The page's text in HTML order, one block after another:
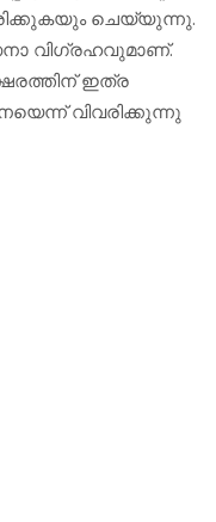
ചെയ്യുന്നു.
വിഗ്രഹവുമാണ്.
ഇത്ര
വിവരിക്കുന്നു